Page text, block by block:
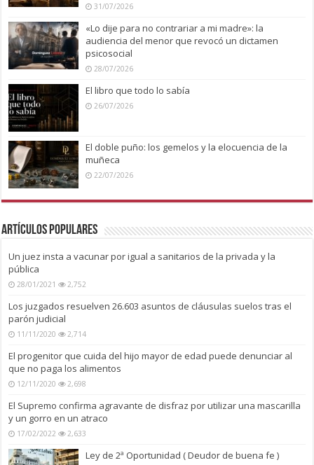
31/07/2026
«Lo dije para no contrariar a mi madre»: la
audiencia del menor que revocó un dictamen
psicosocial
28/07/2026
El libro que todo lo sabía
26/07/2026
El doble puño: los gemelos y la elocuencia de la
muñeca
22/07/2026
Artículos Populares
Un juez insta a vacunar por igual a sanitarios de la privada y la
pública
28/01/2021 2,752
Los juzgados resuelven 26.603 asuntos de cláusulas suelos tras el
parón judicial
11/11/2020 2,714
El progenitor que cuida del hijo mayor de edad puede denunciar al
que no paga los alimentos
12/11/2020 2,698
El Supremo confirma agravante de disfraz por utilizar una mascarilla
y un gorro en un atraco
17/02/2022 2,633
Ley de 2ª Oportunidad ( Deudor de buena fe )